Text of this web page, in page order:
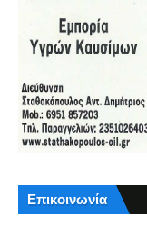
Επικοινωνία